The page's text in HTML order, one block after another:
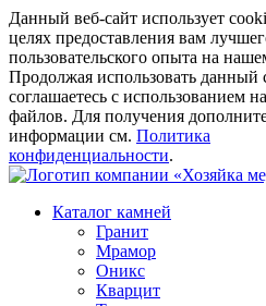
Данный веб-сайт использует
целях предоставления вам
пользовательского опыта на
Продолжая использовать данный
соглашаетесь с использованием
файлов. Для получения
информации см. Политика
конфиденциальности.
Каталог камней
Гранит
Мрамор
Оникс
Кварцит